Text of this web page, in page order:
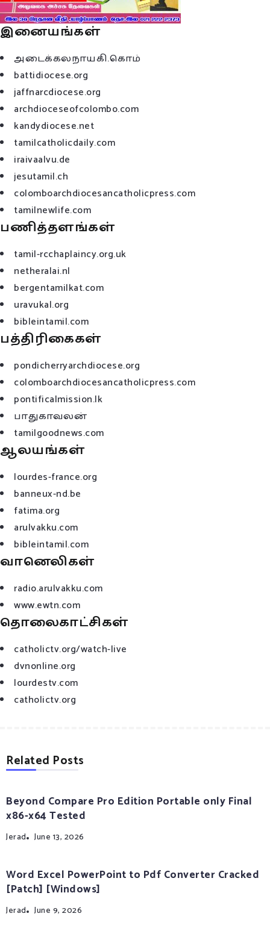
இனையங்கள்
அடைக்கலநாயகி.கொம்
battidiocese.org
jaffnarcdiocese.org
archdioceseofcolombo.com
kandydiocese.net
tamilcatholicdaily.com
iraivaalvu.de
jesutamil.ch
colomboarchdiocesancatholicpress.com
tamilnewlife.com
பணித்தளங்கள்
tamil-rcchaplaincy.org.uk
netheralai.nl
bergentamilkat.com
uravukal.org
bibleintamil.com
பத்திரிகைகள்
pondicherryarchdiocese.org
colomboarchdiocesancatholicpress.com
pontificalmission.lk
பாதுகாவலன்
tamilgoodnews.com
ஆலயங்கள்
lourdes-france.org
banneux-nd.be
fatima.org
arulvakku.com
bibleintamil.com
வானெலிகள்
radio.arulvakku.com
www.ewtn.com
தொலைகாட்சிகள்
catholictv.org/watch-live
dvnonline.org
lourdestv.com
catholictv.org
Related Posts
Beyond Compare Pro Edition Portable only Final
x86-x64 Tested
Jerad June 13, 2026
Word Excel PowerPoint to Pdf Converter Cracked
[Patch] [Windows]
Jerad June 9, 2026